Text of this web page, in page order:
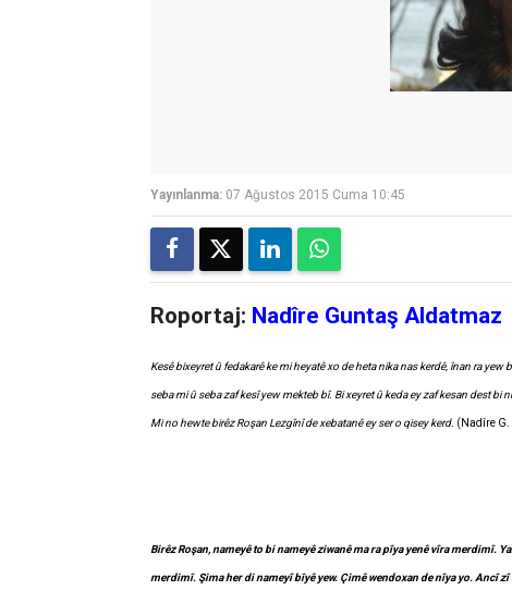
Yayınlanma: 07 Ağustos 2015 Cuma 10:45
Roportaj: Nadîre Guntaş Aldatmaz
Kesê bixeyret û fedakarê ke mi heyatê xo de heta nika nas kerdê, înan ra
seba mi û seba zaf kesî yew mekteb bî. Bi xeyret û keda ey zaf kesan dest
Mi no hewte birêz Roşan Lezgînî de xebatanê ey ser o qisey kerd. (Nadîre
Birêz Roşan, nameyê to bi nameyê ziwanê ma ra pîya yenê vîra merdimî.
merdimî. Şima her di nameyî bîyê yew. Çimê wendoxan de nîya yo. Ancî